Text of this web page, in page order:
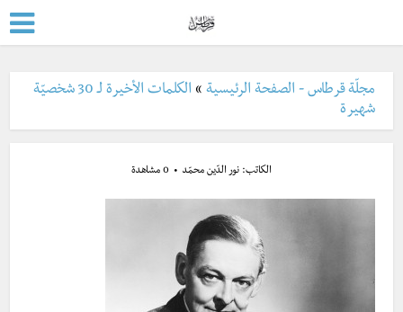
مجلّة قرطاس - الصفحة الرئيسية »
الكلمات الأخيرة لـ 30 شخصيّة
شهيرة
الكاتب: نور الدّين محمّد 0 مشاهدة